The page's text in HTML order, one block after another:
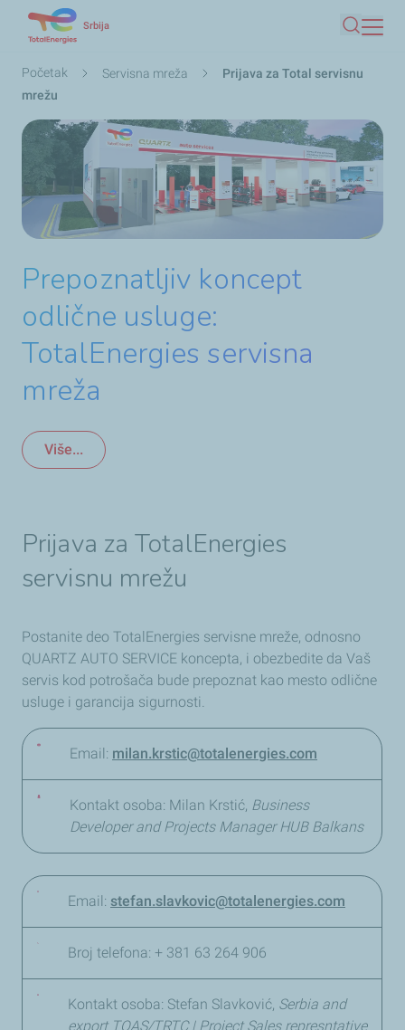
main
Srbija
Pretraga
Мрвице
Početak Servisna mreža
Prijava za Total servisnu
mrežu
Prepoznatljiv koncept
odlične usluge:
TotalEnergies servisna
mreža
Više...
Prijava za TotalEnergies
servisnu mrežu
Postanite deo TotalEnergies servisne mreže, odnosno
QUARTZ AUTO SERVICE koncepta, i obezbedite da Vaš
servis kod potrošača bude prepoznat kao mesto odlične
usluge i garancija sigurnosti.
Email: milan.krstic@totalenergies.com
Kontakt osoba: Milan Krstić, Business
Developer and Projects Manager HUB Balkans
Email: stefan.slavkovic@totalenergies.com
Broj telefona: + 381 63 264 906
Kontakt osoba: Stefan Slavković, Serbia and
export TQAS/TRTC | Project Sales represntative